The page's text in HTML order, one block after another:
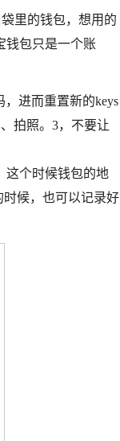
里的钱包，想用的
钱包只是一个账
进而重置新的keys
拍照。3，不要让
这个时候钱包的地
候，也可以记录好